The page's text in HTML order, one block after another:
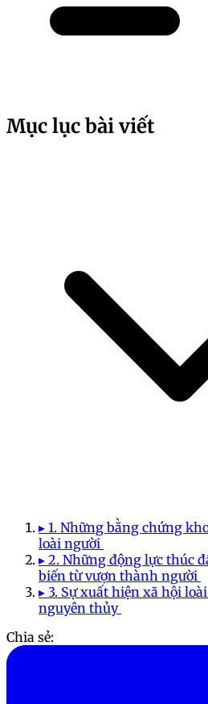
Mục lục bài viết
▸ 1. Những bằng chứng
loài người
▸ 2. Những động lực thúc
biến từ vượn thành người
▸ 3. Sự xuất hiện xã hội
nguyên thủy
Chia sẻ: